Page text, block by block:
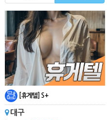
[휴게텔] S+
대구